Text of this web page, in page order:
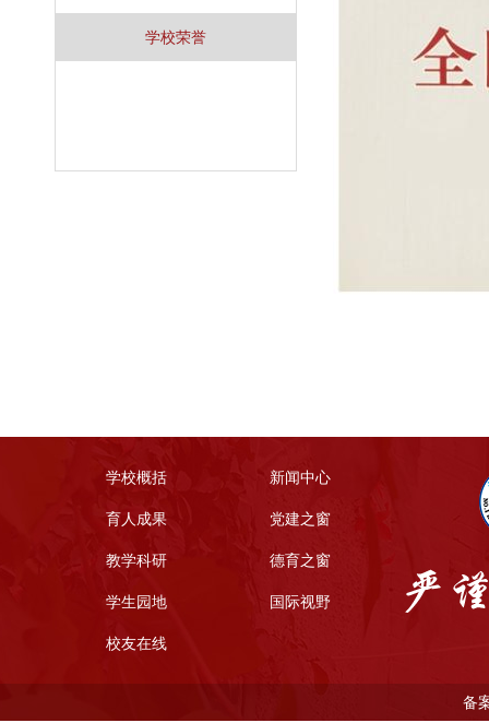
学校荣誉
学校概括 新闻中心
育人成果 党建之窗
教学科研 德育之窗
学生园地 国际视野
校友在线
备